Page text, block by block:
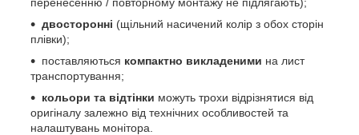
двосторонні (щільний насичений колір з обох сторін
плівки);
поставляються компактно викладеними на лист
транспортування;
кольори та відтінки можуть трохи відрізнятися від
оригіналу залежно від технічних особливостей та
налаштувань монітора.